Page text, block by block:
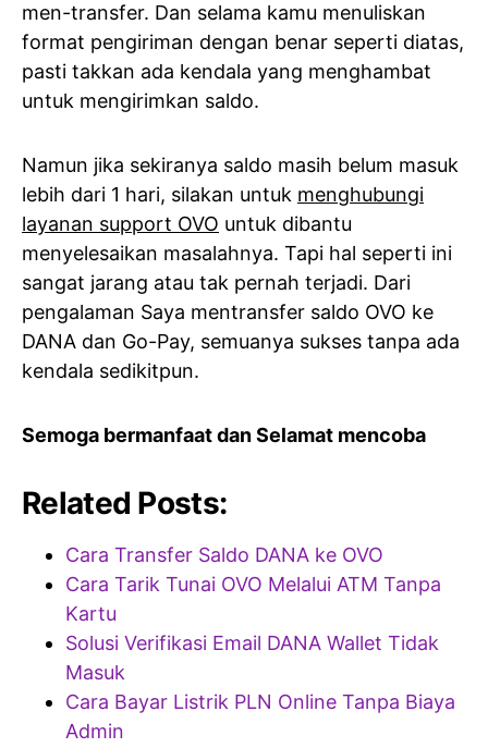
men-transfer. Dan selama kamu menuliskan
format pengiriman dengan benar seperti diatas,
pasti takkan ada kendala yang menghambat
untuk mengirimkan saldo.
Namun jika sekiranya saldo masih belum masuk
lebih dari 1 hari, silakan untuk menghubungi
layanan support OVO untuk dibantu
menyelesaikan masalahnya. Tapi hal seperti ini
sangat jarang atau tak pernah terjadi. Dari
pengalaman Saya mentransfer saldo OVO ke
DANA dan Go-Pay, semuanya sukses tanpa ada
kendala sedikitpun.
Semoga bermanfaat dan Selamat mencoba
Related Posts:
Cara Transfer Saldo DANA ke OVO
Cara Tarik Tunai OVO Melalui ATM Tanpa
Kartu
Solusi Verifikasi Email DANA Wallet Tidak
Masuk
Cara Bayar Listrik PLN Online Tanpa Biaya
Admin